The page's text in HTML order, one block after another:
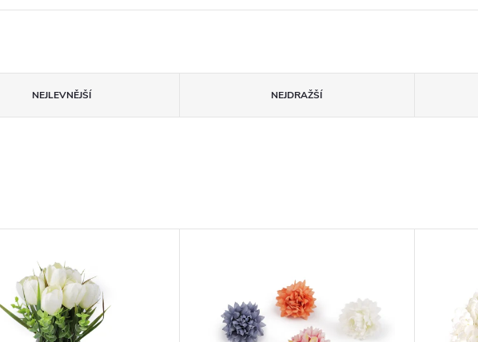
NEJLEVNĚJŠÍ NEJDRAŽŠÍ